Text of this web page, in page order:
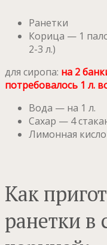
Ранетки
Корица — 1
2-3 л.)
для сиропа: на 2
потребовалось 1 л.
Вода — на 1 л.
Сахар — 4
Лимонная
Как
ранетки в